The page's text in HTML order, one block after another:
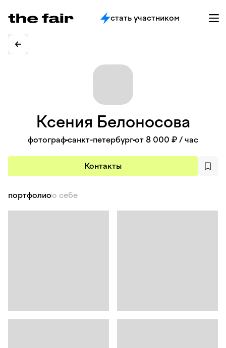
стать участником
Ксения Белоносова
фотографсанкт-петербургот 8 000 ₽ / час
Контакты
портфолиоо себе